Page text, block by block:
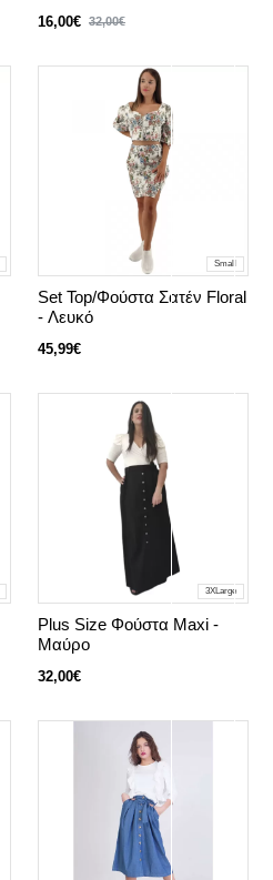
16,00€ 32,00€
Small
Set Top/Φούστα Σατέν Floral
- Λευκό
45,99€
3XLarge
Plus Size Φούστα Maxi -
Μαύρο
32,00€